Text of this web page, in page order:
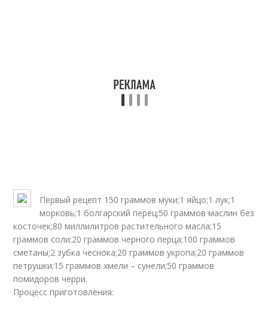
кабачковые пирожки
Первый рецепт 150 граммов муки;1 яйцо;1 лук;1
морковь;1 болгарский перец;50 граммов маслин без
косточек;80 миллилитров растительного масла;15
граммов соли;20 граммов черного перца;100 граммов
сметаны;2 зубка чеснока;20 граммов укропа;20 граммов
петрушки;15 граммов хмели – сунели;50 граммов
помидоров черри.
Процесс приготовления: